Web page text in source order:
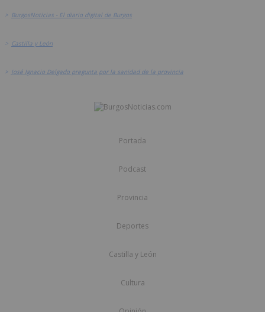
> BurgosNoticias - El diario digital de Burgos
> Castilla y León
> José Ignacio Delgado pregunta por la sanidad de la provincia
Portada
Podcast
Provincia
Deportes
Castilla y León
Cultura